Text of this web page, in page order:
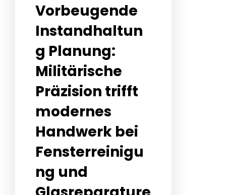
Vorbeugende
Instandhaltun
g Planung:
Militärische
Präzision trifft
modernes
Handwerk bei
Fensterreinigu
ng und